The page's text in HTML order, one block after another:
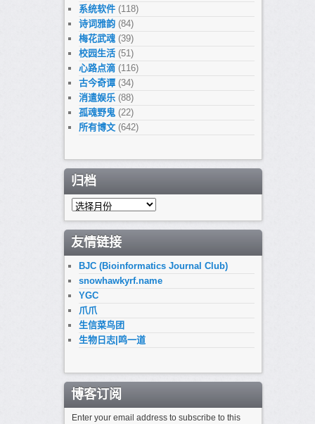
系统软件(118)
诗词雅韵(84)
梅花武魂(39)
校园生活(51)
心路点滴(116)
古今奇谭(34)
消遣娱乐(88)
孤魂野鬼 (22)
所有博文(642)
归档
归
友情链接
BJC (Bioinformatics Journal Club)
snowhawkyrf.name
YGC
爪爪
生信菜鸟团
生物日志|鸣一道
博客订阅
Enter your email address to subscribe to this